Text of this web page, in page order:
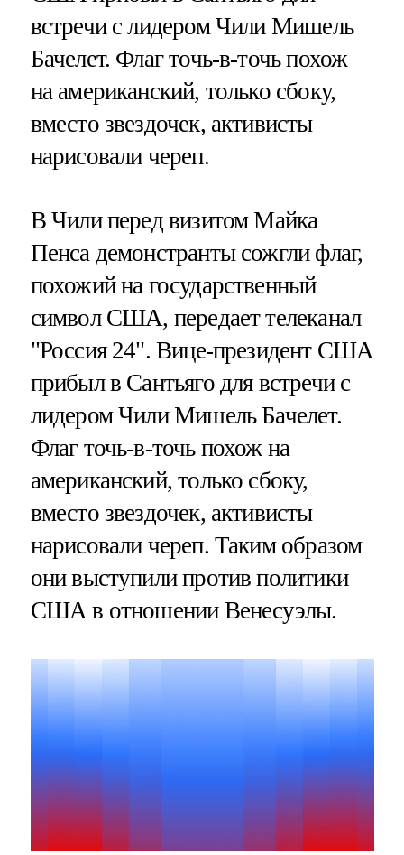
встречи с лидером Чили Мишель
Бачелет. Флаг точь-в-точь похож
на американский, только сбоку,
вместо звездочек, активисты
нарисовали череп.
В Чили перед визитом Майка
Пенса демонстранты сожгли флаг,
похожий на государственный
символ США, передает телеканал
"Россия 24". Вице-президент США
прибыл в Сантьяго для встречи с
лидером Чили Мишель Бачелет.
Флаг точь-в-точь похож на
американский, только сбоку,
вместо звездочек, активисты
нарисовали череп. Таким образом
они выступили против политики
США в отношении Венесуэлы.